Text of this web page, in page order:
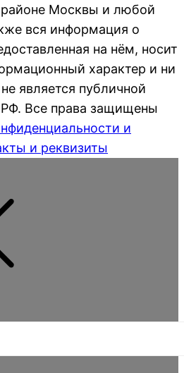
Москвы и любой
вся информация о
на нём, носит
характер и ни
является публичной
Все права защищены
и
и реквизиты